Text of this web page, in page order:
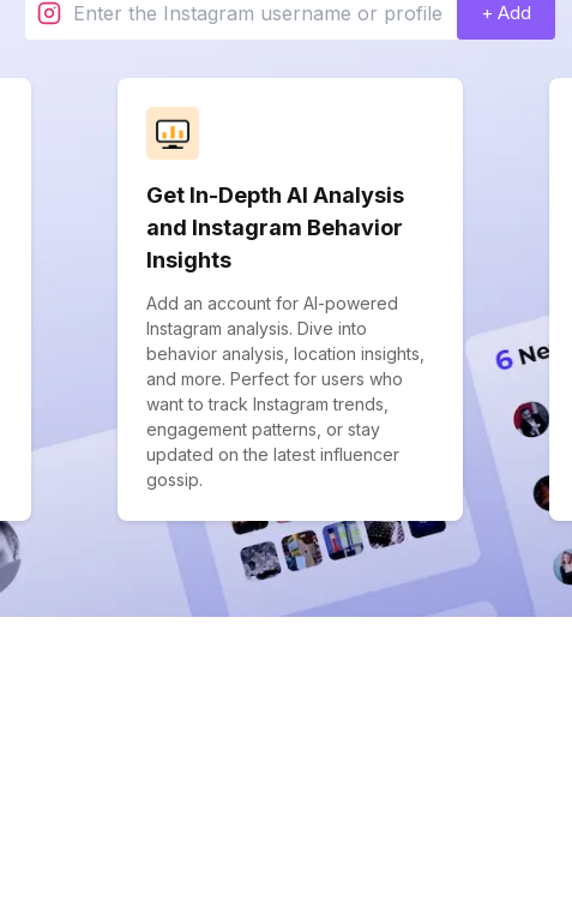
+ Add
Get In-Depth AI Analysis
and Instagram Behavior
Insights
Add an account for AI-powered
Instagram analysis. Dive into
behavior analysis, location insights,
and more. Perfect for users who
want to track Instagram trends,
engagement patterns, or stay
updated on the latest influencer
gossip.